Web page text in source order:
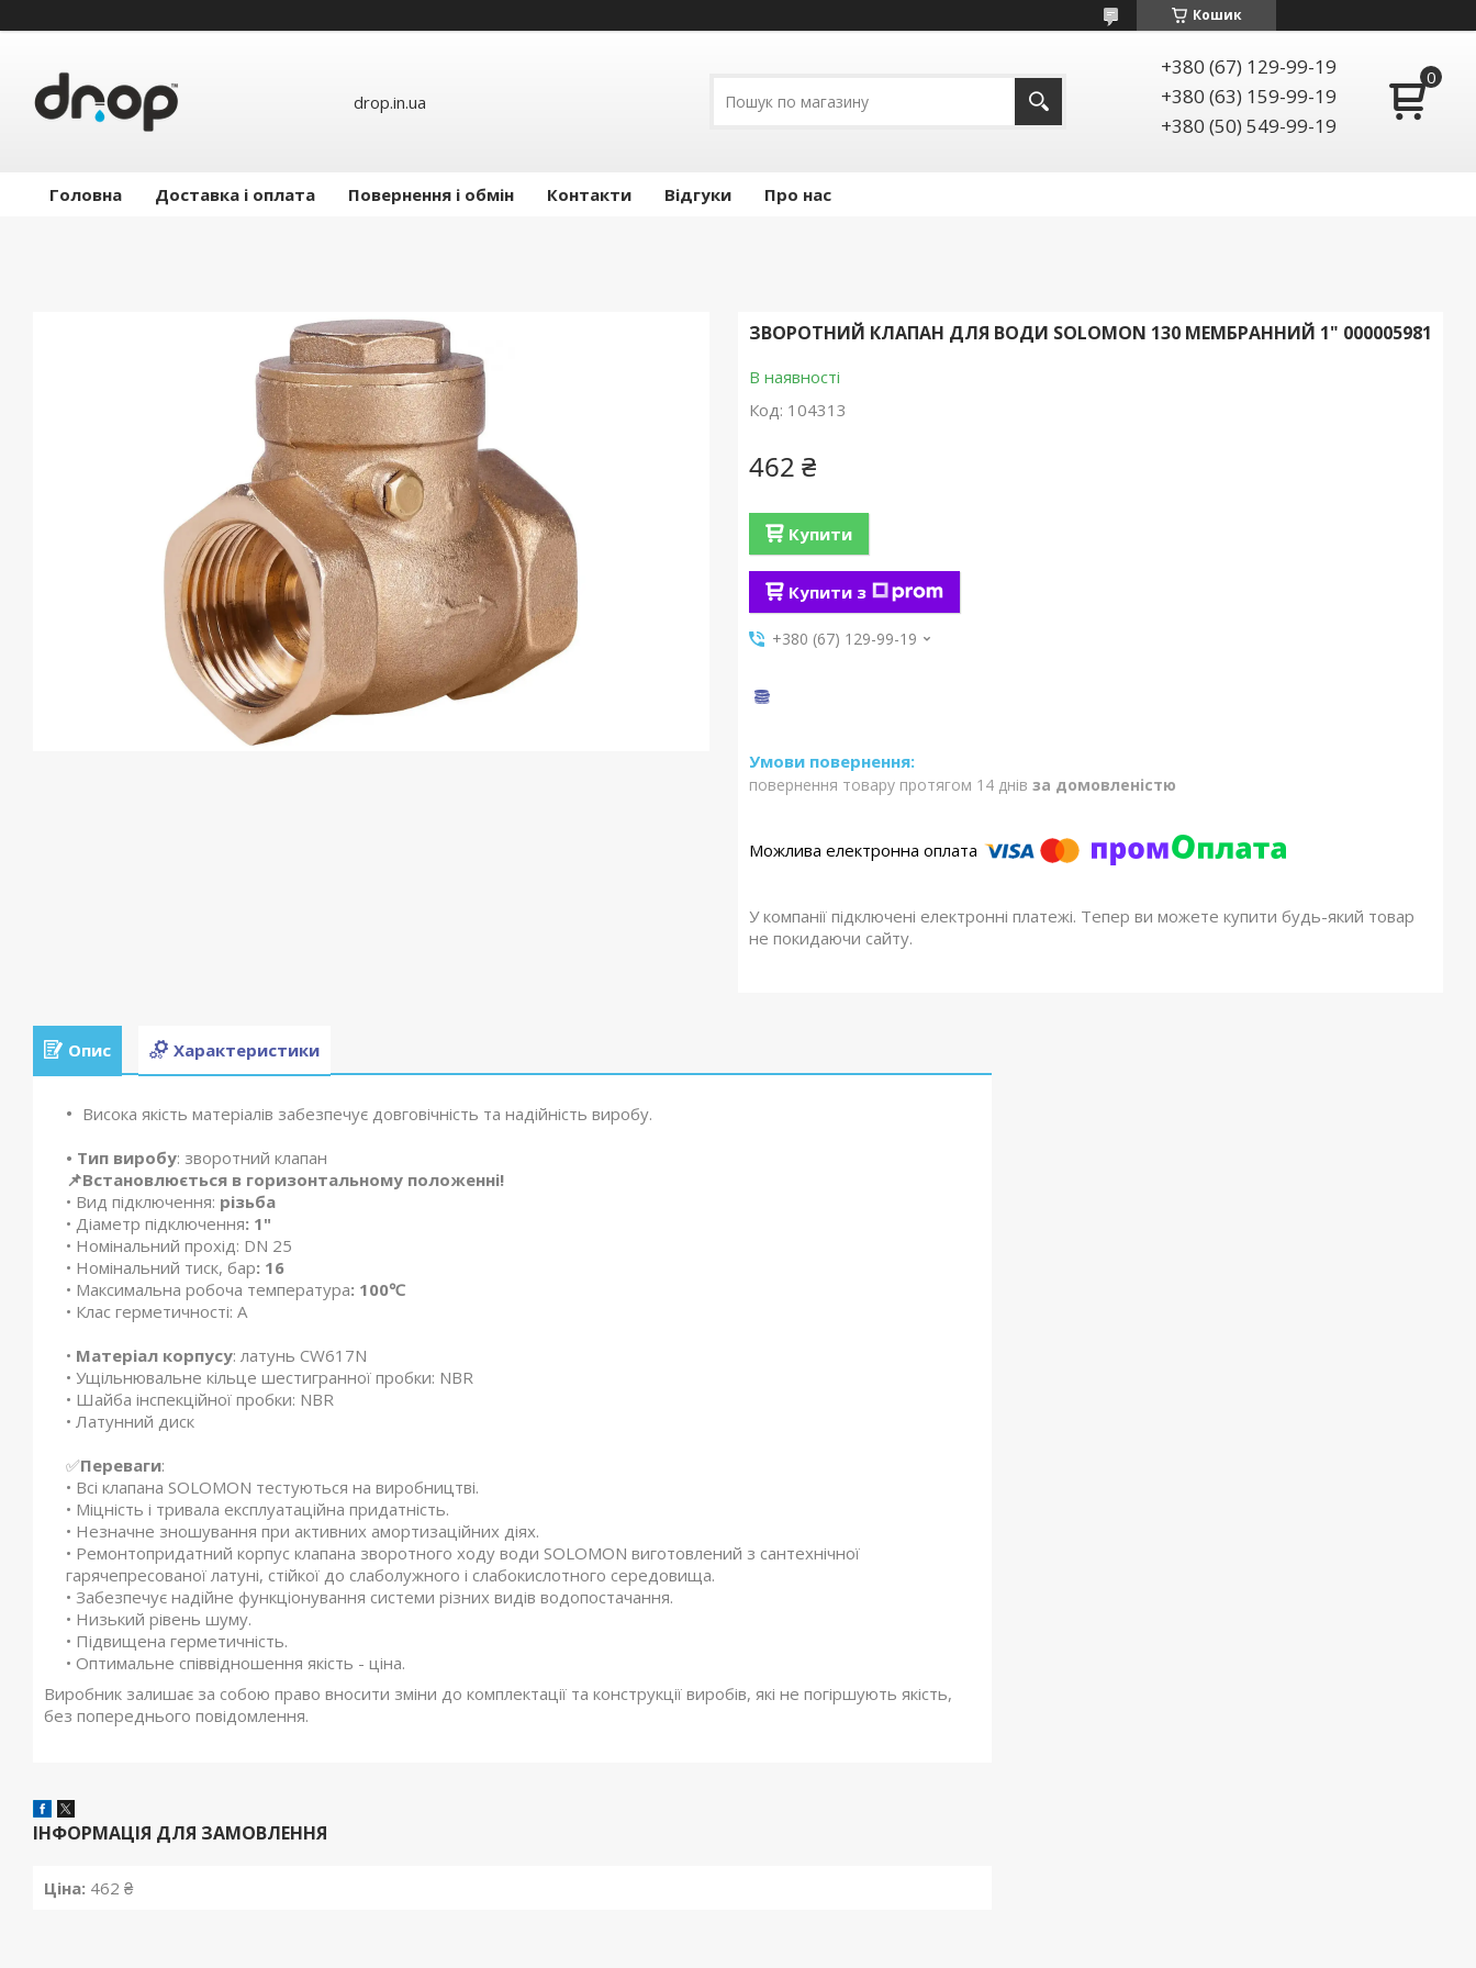
Кошик
drop.in.ua
+380 (67) 129-99-19
+380 (63) 159-99-19
+380 (50) 549-99-19
Головна Доставка і оплата Повернення і обмін Контакти Відгуки Про нас
ЗВОРОТНИЙ КЛАПАН ДЛЯ ВОДИ SOLOMON 130 МЕМБРАННИЙ 1" 000005981
В наявності
Код: 104313
462 ₴
Купити
Купити з
+380 (67) 129-99-19
повернення товару протягом 14 днів за домовленістю
У компанії підключені електронні платежі. Тепер ви можете купити будь-який товар
не покидаючи сайту.
Опис Характеристики
Висока якість матеріалів забезпечує довговічність та надійність виробу.
• Тип виробу: зворотний клапан
📌Встановлюється в горизонтальному положенні!
• Вид підключення: різьба
• Діаметр підключення: 1"
• Номінальний прохід: DN 25
• Номінальний тиск, бар: 16
• Максимальна робоча температура: 100℃
• Клас герметичності: А
• Матеріал корпусу: латунь CW617N
• Ущільнювальне кільце шестигранної пробки: NBR
• Шайба інспекційної пробки: NBR
• Латунний диск
✅Переваги:
• Всі клапана SOLOMON тестуються на виробництві.
• Міцність і тривала експлуатаційна придатність.
• Незначне зношування при активних амортизаційних діях.
• Ремонтопридатний корпус клапана зворотного ходу води SOLOMON виготовлений з сантехнічної
гарячепресованої латуні, стійкої до слаболужного і слабокислотного середовища.
• Забезпечує надійне функціонування системи різних видів водопостачання.
• Низький рівень шуму.
• Підвищена герметичність.
• Оптимальне співвідношення якість - ціна.
Виробник залишає за собою право вносити зміни до комплектації та конструкції виробів, які не погіршують якість,
без попереднього повідомлення.
ІНФОРМАЦІЯ ДЛЯ ЗАМОВЛЕННЯ
Ціна: 462 ₴